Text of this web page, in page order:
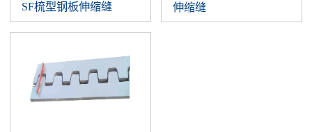
SF梳型钢板伸缩缝 伸缩缝